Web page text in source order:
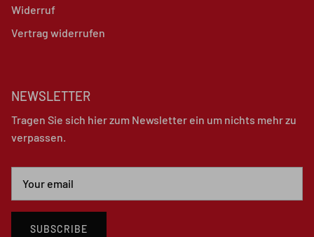
Widerruf
Vertrag widerrufen
NEWSLETTER
Tragen Sie sich hier zum Newsletter ein um nichts mehr zu
verpassen.
SUBSCRIBE